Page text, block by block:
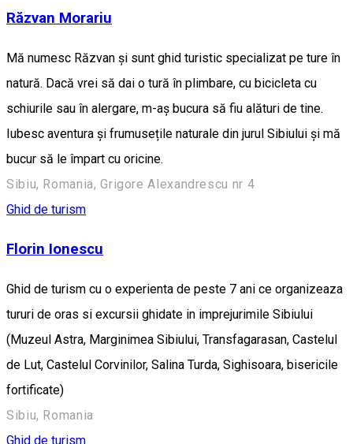
Răzvan Morariu
Mă numesc Răzvan și sunt ghid turistic specializat pe ture în
natură. Dacă vrei să dai o tură în plimbare, cu bicicleta cu
schiurile sau în alergare, m-aș bucura să fiu alături de tine.
Iubesc aventura și frumusețile naturale din jurul Sibiului și mă
bucur să le împart cu oricine.
Sibiu, Romania, Grigore Alexandrescu nr 4
Ghid de turism
Florin Ionescu
Ghid de turism cu o experienta de peste 7 ani ce organizeaza
tururi de oras si excursii ghidate in imprejurimile Sibiului
(Muzeul Astra, Marginimea Sibiului, Transfagarasan, Castelul
de Lut, Castelul Corvinilor, Salina Turda, Sighisoara, bisericile
fortificate)
Sibiu, Romania
Ghid de turism